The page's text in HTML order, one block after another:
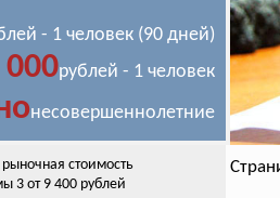
- 1 человек (90 дней)
000рублей - 1 человек
несовершеннолетние
стоимость
3 от 9 400 рублей